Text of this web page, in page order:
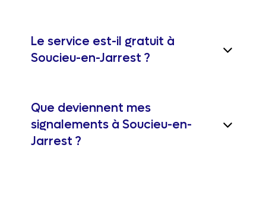
Le service est-il gratuit à
Soucieu-en-Jarrest ?
Que deviennent mes
signalements à Soucieu-en-
Jarrest ?